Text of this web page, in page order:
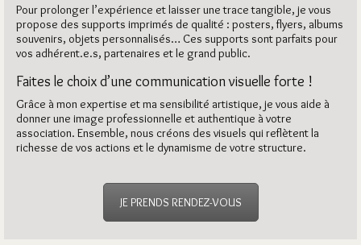
Pour prolonger l’expérience et laisser une trace tangible, je vous
propose des supports imprimés de qualité : posters, flyers, albums
souvenirs, objets personnalisés… Ces supports sont parfaits pour
vos adhérent.e.s, partenaires et le grand public.
Faites le choix d’une communication visuelle forte !
Grâce à mon expertise et ma sensibilité artistique, je vous aide à
donner une image professionnelle et authentique à votre
association. Ensemble, nous créons des visuels qui reflètent la
richesse de vos actions et le dynamisme de votre structure.
JE PRENDS RENDEZ-VOUS